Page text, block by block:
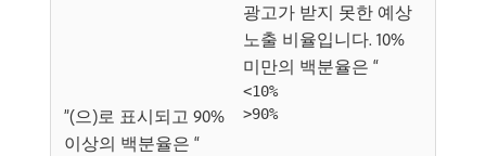
광고가 받지 못한 예상
노출 비율입니다. 10%
미만의 백분율은 “
<10%
”(으)로 표시되고 90%
이상의 백분율은 “
>90%